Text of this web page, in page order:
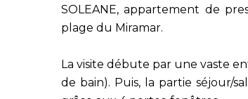
SOLEANE, appartement de
plage du Miramar.
La visite débute par une vaste
de bain). Puis, la partie séjour/